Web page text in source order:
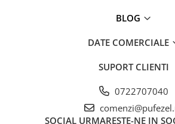
BLOG
DATE COMERCIALE
SUPORT CLIENTI
0722707040
SOCIAL URMARESTE-NE IN